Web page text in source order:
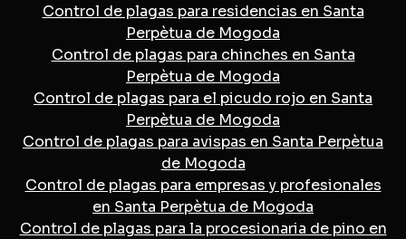
Control de plagas para residencias en Santa
Perpètua de Mogoda
Control de plagas para chinches en Santa
Perpètua de Mogoda
Control de plagas para el picudo rojo en Santa
Perpètua de Mogoda
Control de plagas para avispas en Santa Perpètua
de Mogoda
Control de plagas para empresas y profesionales
en Santa Perpètua de Mogoda
Control de plagas para la procesionaria de pino en